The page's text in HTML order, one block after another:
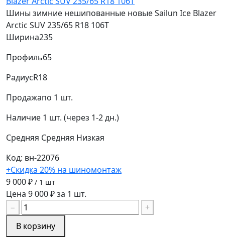
Шины зимние нешипованные новые Sailun Ice Blazer
Arctic SUV 235/65 R18 106T
Ширина235
Профиль65
РадиусR18
Продажапо 1 шт.
Наличие 1 шт. (через 1-2 дн.)
Средняя Средняя Низкая
Код: вн-22076
+Скидка 20% на шиномонтаж
9 000 ₽ / 1 шт
Цена 9 000 ₽ за 1 шт.
−
+
В корзину